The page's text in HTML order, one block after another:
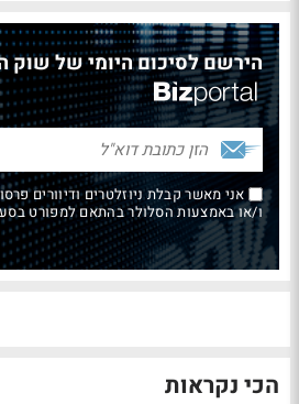
הירשם לסיכום היומי של שוק
אני מאשר קבלת ניוזלטרים ודיוורים
ו/או באמצעות הסלולר בהתאם למפורט בסעיף 10 בתנאי
הכי נקראות